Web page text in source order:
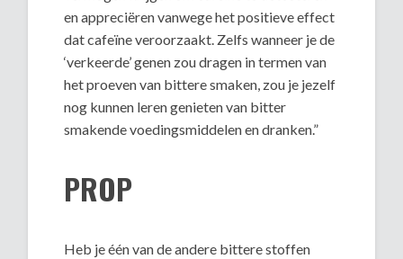
en appreciëren vanwege het positieve effect
dat cafeïne veroorzaakt. Zelfs wanneer je de
‘verkeerde’ genen zou dragen in termen van
het proeven van bittere smaken, zou je jezelf
nog kunnen leren genieten van bitter
smakende voedingsmiddelen en dranken.”
PROP
Heb je één van de andere bittere stoffen